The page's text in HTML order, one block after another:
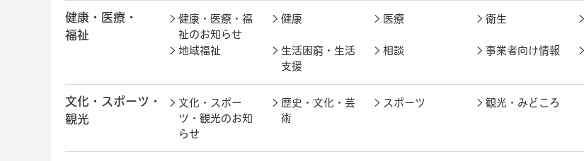
健康・医療・
福祉
健康・医療・福
祉のお知らせ
健康 医療 衛生
地域福祉
生活困窮・生活
支援
相談 事業者向け情報
文化・スポーツ・
観光
文化・スポー
ツ・観光のお知
らせ
歴史・文化・芸
術
スポーツ 観光・みどころ